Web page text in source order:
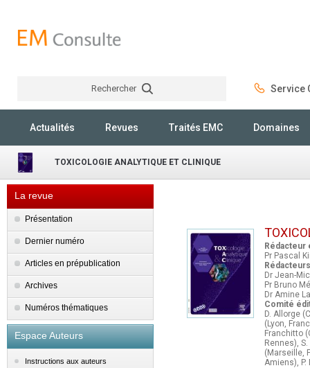
Rechercher Service
Actualités Revues Traités EMC Domaines
TOXICOLOGIE ANALYTIQUE ET CLINIQUE
La revue
Présentation
Dernier numéro
Articles en prépublication
Archives
Numéros thématiques
Espace Auteurs
Instructions aux auteurs
Rédacteur
Pr Pascal
Dr Jean-
Pr Bruno
Dr Amine
Comité
D. Allorge
(Lyon,
Franchitto
Rennes),
(Marseille,
Amiens), P.